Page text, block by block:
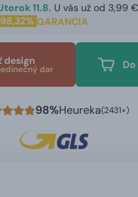
11.8. U vás už od 3,99 €
98,32% GARANCIA
design
dar Do
98%Heureka(2431×)